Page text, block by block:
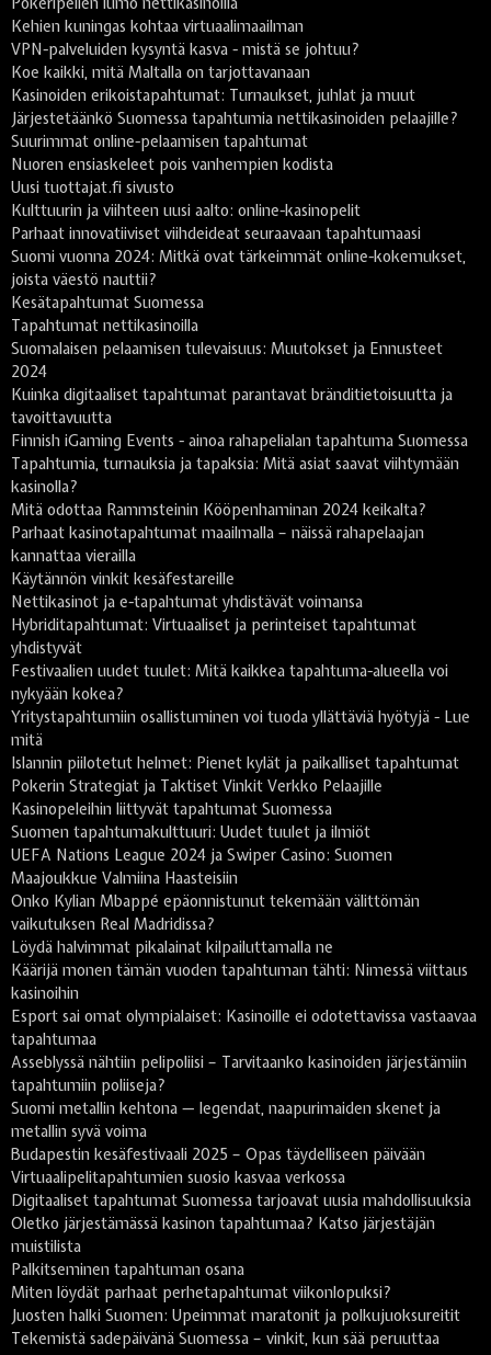
Kehien kuningas kohtaa virtuaalimaailman
VPN-palveluiden kysyntä kasva - mistä se johtuu?
Koe kaikki, mitä Maltalla on tarjottavanaan
Kasinoiden erikoistapahtumat: Turnaukset, juhlat ja muut
Järjestetäänkö Suomessa tapahtumia nettikasinoiden pelaajille?
Suurimmat online-pelaamisen tapahtumat
Nuoren ensiaskeleet pois vanhempien kodista
Uusi tuottajat.fi sivusto
Kulttuurin ja viihteen uusi aalto: online-kasinopelit
Parhaat innovatiiviset viihdeideat seuraavaan tapahtumaasi
Suomi vuonna 2024: Mitkä ovat tärkeimmät online-kokemukset,
joista väestö nauttii?
Kesätapahtumat Suomessa
Tapahtumat nettikasinoilla
Suomalaisen pelaamisen tulevaisuus: Muutokset ja Ennusteet
2024
Kuinka digitaaliset tapahtumat parantavat bränditietoisuutta ja
tavoittavuutta
Finnish iGaming Events - ainoa rahapelialan tapahtuma Suomessa
Tapahtumia, turnauksia ja tapaksia: Mitä asiat saavat viihtymään
kasinolla?
Mitä odottaa Rammsteinin Kööpenhaminan 2024 keikalta?
Parhaat kasinotapahtumat maailmalla – näissä rahapelaajan
kannattaa vierailla
Käytännön vinkit kesäfestareille
Nettikasinot ja e-tapahtumat yhdistävät voimansa
Hybriditapahtumat: Virtuaaliset ja perinteiset tapahtumat
yhdistyvät
Festivaalien uudet tuulet: Mitä kaikkea tapahtuma-alueella voi
nykyään kokea?
Yritystapahtumiin osallistuminen voi tuoda yllättäviä hyötyjä - Lue
mitä
Islannin piilotetut helmet: Pienet kylät ja paikalliset tapahtumat
Pokerin Strategiat ja Taktiset Vinkit Verkko Pelaajille
Kasinopeleihin liittyvät tapahtumat Suomessa
Suomen tapahtumakulttuuri: Uudet tuulet ja ilmiöt
UEFA Nations League 2024 ja Swiper Casino: Suomen
Maajoukkue Valmiina Haasteisiin
Onko Kylian Mbappé epäonnistunut tekemään välittömän
vaikutuksen Real Madridissa?
Löydä halvimmat pikalainat kilpailuttamalla ne
Käärijä monen tämän vuoden tapahtuman tähti: Nimessä viittaus
kasinoihin
Esport sai omat olympialaiset: Kasinoille ei odotettavissa vastaavaa
tapahtumaa
Asseblyssä nähtiin pelipoliisi – Tarvitaanko kasinoiden järjestämiin
tapahtumiin poliiseja?
Suomi metallin kehtona — legendat, naapurimaiden skenet ja
metallin syvä voima
Budapestin kesäfestivaali 2025 – Opas täydelliseen päivään
Virtuaalipelitapahtumien suosio kasvaa verkossa
Digitaaliset tapahtumat Suomessa tarjoavat uusia mahdollisuuksia
Oletko järjestämässä kasinon tapahtumaa? Katso järjestäjän
muistilista
Palkitseminen tapahtuman osana
Miten löydät parhaat perhetapahtumat viikonlopuksi?
Juosten halki Suomen: Upeimmat maratonit ja polkujuoksureitit
Tekemistä sadepäivänä Suomessa – vinkit, kun sää peruuttaa